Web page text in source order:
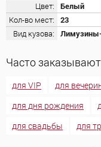
Цвет:
Белый
Кол-во мест:
23
Вид кузова:
Часто
для VIP для
для дня рождения
для свадьбы
для